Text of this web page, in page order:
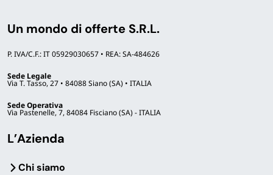
Un mondo di offerte S.R.L.
P. IVA/C.F.: IT 05929030657 • REA: SA-484626
Sede Legale
Via T. Tasso, 27 • 84088 Siano (SA) • ITALIA
Sede Operativa
Via Pastenelle, 7, 84084 Fisciano (SA) - ITALIA
L’Azienda
Chi siamo